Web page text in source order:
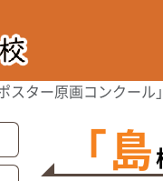
スター原画コンクール
「島